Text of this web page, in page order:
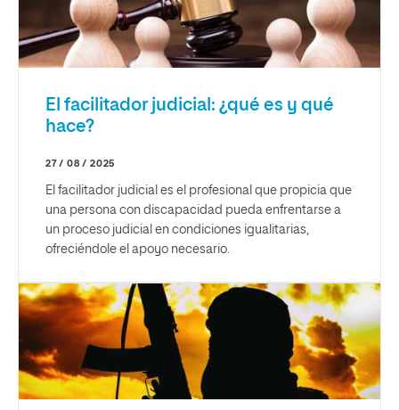
El facilitador judicial: ¿qué es y qué
hace?
27 / 08 / 2025
El facilitador judicial es el profesional que propicia que
una persona con discapacidad pueda enfrentarse a
un proceso judicial en condiciones igualitarias,
ofreciéndole el apoyo necesario.